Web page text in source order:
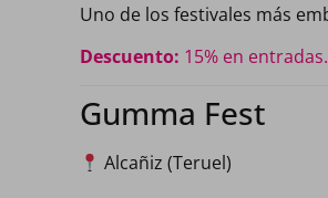
Uno de los festivales más
Descuento: 15% en entradas.
Gumma Fest
Alcañiz (Teruel)